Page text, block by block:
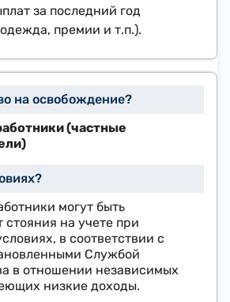
за последний год
премии и т.п.).
(частные
могут быть
на учете при
в соответствии с
Службой
в отношении независимых
низкие доходы.